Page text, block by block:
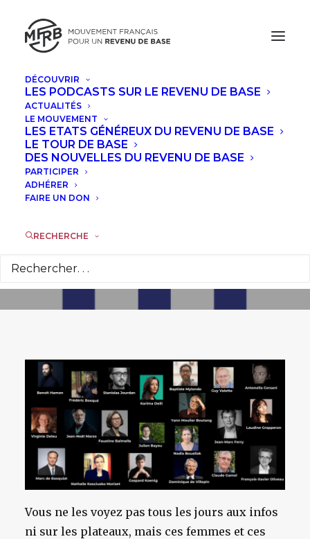
DÉCOUVRIR
LES PODCASTS SUR LE REVENU DE BASE
ACTUALITÉS
LE MOUVEMENT
LES ETATS GÉNÉREUX DU REVENU DE BASE
LE TOUR DE BASE
DES NOUVELLES DU REVENU DE BASE
PARTICIPER
ADHÉRER
FAIRE UN DON
RECHERCHE
Participez à l'appel
aux votes pour le
Prix du Revenu de
Vous ne les voyez pas tous les jours aux infos
ni sur les plateaux, mais ces femmes et ces